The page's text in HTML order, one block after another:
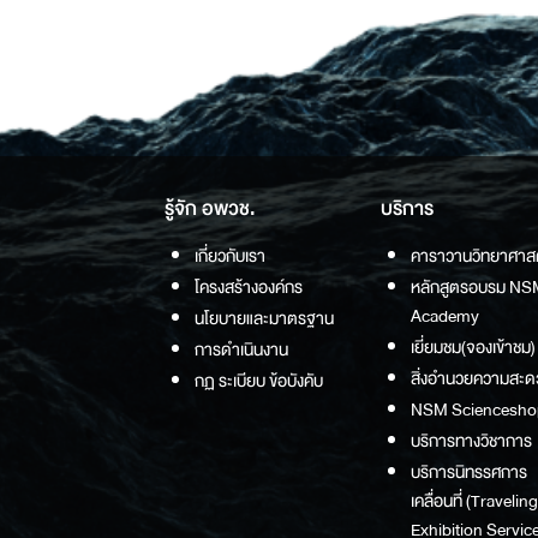
รู้จัก อพวช.
เกี่ยวกับเรา
โครงสร้างองค์กร
นโยบายและมาตรฐาน
การดำเนินงาน
กฏ ระเบียบ ข้อบังคับ
บริการ
คาราวานวิทยาศา
หลักสูตรอบรม
Academy
เยี่ยมชม(จองเข้าชม)
สิ่งอำนวยความสะ
NSM
บริการทางวิชาการ
บริการนิทรรศการ
เคลื่อนที่ (Traveling
Exhibition